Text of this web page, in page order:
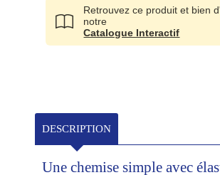
Retrouvez ce produit et bien
notre
Catalogue Interactif
DESCRIPTION
Une chemise simple avec